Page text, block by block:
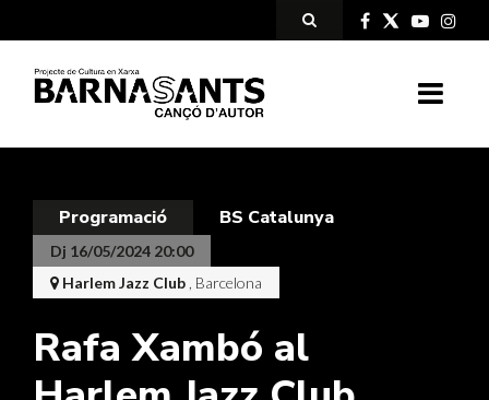
Programació BS Catalunya
Dj 16/05/2024 20:00
Harlem Jazz Club , Barcelona
Rafa Xambó al